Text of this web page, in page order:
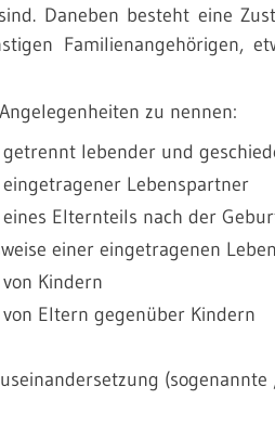
Daneben besteht eine
Familienangehörigen,
zu nennen:
lebender und
Lebenspartner
Elternteils nach der
einer eingetragenen
Kindern
Eltern gegenüber Kindern
(sogenannte